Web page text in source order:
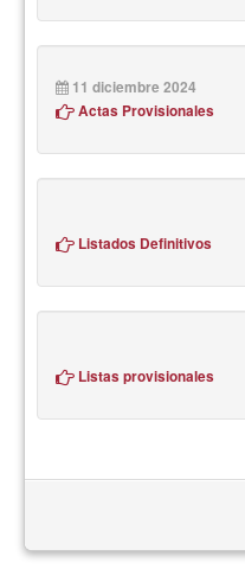
11 diciembre 2024
Actas Provisionales
Listados Definitivos
Listas provisionales